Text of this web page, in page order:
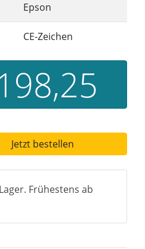
Epson
CE-Zeichen
Jetzt bestellen
Frühestens ab